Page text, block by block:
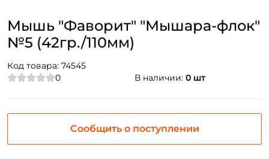
Мышь "Фаворит" "Мышара-флок"
№5 (42гр./110мм)
Код товара: 74545
0
В наличии: 0 шт
Сообщить о поступлении